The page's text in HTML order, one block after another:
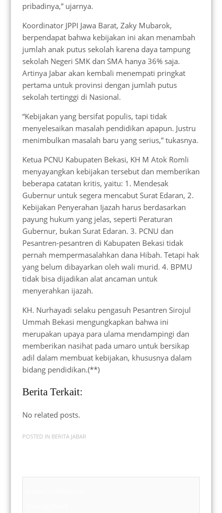
pribadinya,” ujarnya.
Koordinator JPPI Jawa Barat, Zaky Mubarok,
berpendapat bahwa kebijakan ini akan menambah
jumlah anak putus sekolah karena daya tampung
sekolah Negeri SMK dan SMA hanya 36% saja.
Artinya Jabar akan kembali menempati pringkat
pertama untuk provinsi dengan jumlah putus
sekolah tertinggi di Nasional.
“Kebijakan yang bersifat populis, tapi tidak
menyelesaikan masalah pendidikan apapun. Justru
menimbulkan masalah baru yang serius,” tukasnya.
Ketua PCNU Kabupaten Bekasi, KH M Atok Romli
menyayangkan kebijakan tersebut dan memberikan
beberapa catatan kritis, yaitu: 1. Mendesak
Gubernur untuk segera mencabut Surat Edaran, 2.
Kebijakan Penyerahan Ijazah harus berdasarkan
payung hukum yang jelas, seperti Peraturan
Gubernur, bukan Surat Edaran. 3. PCNU dan
Pesantren-pesantren di Kabupaten Bekasi tidak
pernah mempermasalahkan dana Hibah. Tetapi hak
yang belum dibayarkan oleh wali murid. 4. BPMU
tidak bisa dijadikan alat ancaman untuk
menyerahkan ijazah.
KH. Nurhayadi selaku pengasuh Pesantren Sirojul
Ummah Bekasi mengungkapkan bahwa ini
merupakan upaya para ulama mendampingi dan
memberikan nasihat pada umaro untuk bersikap
adil dalam membuat kebijakan, khususnya dalam
bidang pendidikan.(**)
Berita Terkait:
No related posts.
POSTED IN BERITA JABAR